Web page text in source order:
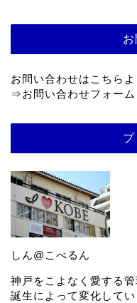
お問い合わせはこちらよ
⇒お問い合わせフォーム
しん@こべるん
神戸をこよなく愛する
誕生によって変化して